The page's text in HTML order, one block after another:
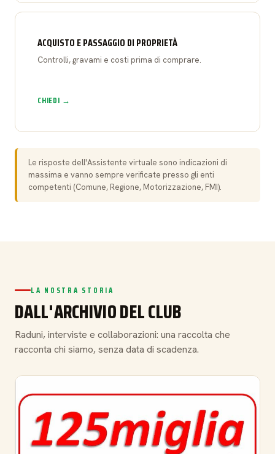
ACQUISTO E PASSAGGIO DI PROPRIETÀ
Controlli, gravami e costi prima di comprare.
CHIEDI →
Le risposte dell'Assistente virtuale sono indicazioni di
massima e vanno sempre verificate presso gli enti
competenti (Comune, Regione, Motorizzazione, FMI).
LA NOSTRA STORIA
DALL'ARCHIVIO DEL CLUB
Raduni, interviste e collaborazioni: una raccolta che
racconta chi siamo, senza data di scadenza.